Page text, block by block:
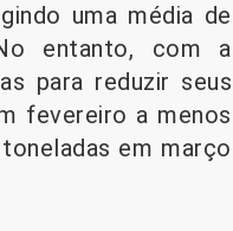
uma média de
entanto, com a
para reduzir seus
fevereiro a menos
em março